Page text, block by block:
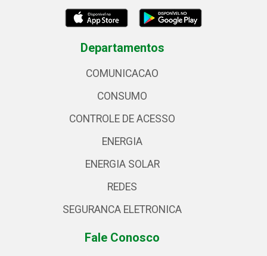
Departamentos
COMUNICACAO
CONSUMO
CONTROLE DE ACESSO
ENERGIA
ENERGIA SOLAR
REDES
SEGURANCA ELETRONICA
Fale Conosco